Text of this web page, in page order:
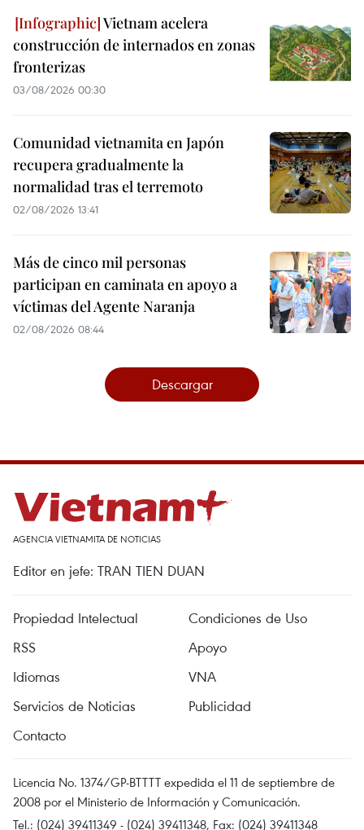
Vietnam acelera
construcción de internados en zonas
fronterizas
03/08/2026 00:30
Comunidad vietnamita en Japón
recupera gradualmente la
normalidad tras el terremoto
02/08/2026 13:41
Más de cinco mil personas
participan en caminata en apoyo a
víctimas del Agente Naranja
02/08/2026 08:44
Descargar
AGENCIA VIETNAMITA DE NOTICIAS
Editor en jefe: TRAN TIEN DUAN
Propiedad Intelectual
Condiciones de Uso
RSS
Apoyo
Idiomas
VNA
Servicios de Noticias
Publicidad
Contacto
Licencia No. 1374/GP-BTTTT expedida el 11 de septiembre de
2008 por el Ministerio de Información y Comunicación.
Tel.: (024) 39411349 - (024) 39411348, Fax: (024) 39411348